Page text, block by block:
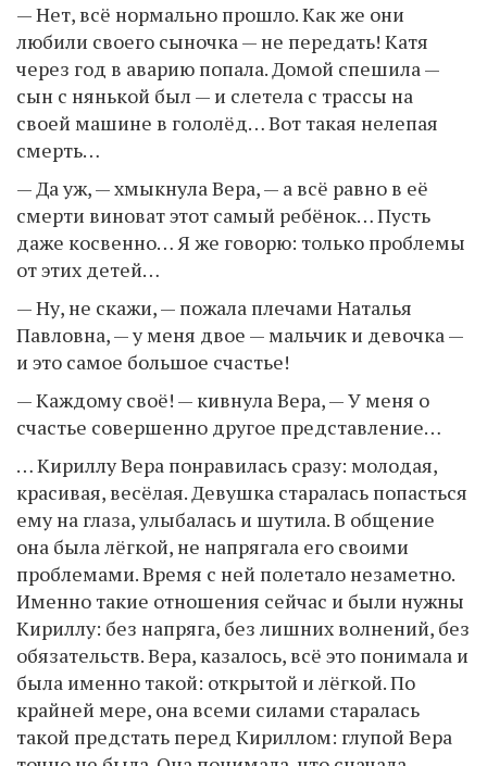
— Нет, всё нормально прошло. Как же они
любили своего сыночка — не передать! Катя
через год в аварию попала. Домой спешила —
сын с нянькой был — и слетела с трассы на
своей машине в гололёд… Вот такая нелепая
смерть…
— Да уж, — хмыкнула Вера, — а всё равно в её
смерти виноват этот самый ребёнок… Пусть
даже косвенно… Я же говорю: только проблемы
от этих детей…
— Ну, не скажи, — пожала плечами Наталья
Павловна, — у меня двое — мальчик и девочка —
и это самое большое счастье!
— Каждому своё! — кивнула Вера, — У меня о
счастье совершенно другое представление…
… Кириллу Вера понравилась сразу: молодая,
красивая, весёлая. Девушка старалась попасться
ему на глаза, улыбалась и шутила. В общение
она была лёгкой, не напрягала его своими
проблемами. Время с ней полетало незаметно.
Именно такие отношения сейчас и были нужны
Кириллу: без напряга, без лишних волнений, без
обязательств. Вера, казалось, всё это понимала и
была именно такой: открытой и лёгкой. По
крайней мере, она всеми силами старалась
такой предстать перед Кириллом: глупой Вера